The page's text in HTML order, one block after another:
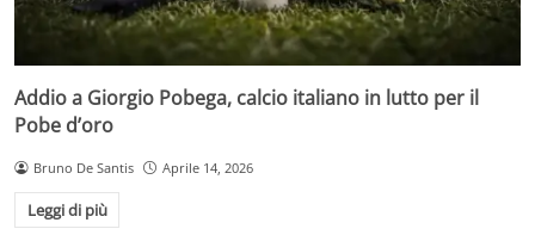
Addio a Giorgio Pobega, calcio italiano in lutto per il
Pobe d’oro
Bruno De Santis Aprile 14, 2026
Leggi di più